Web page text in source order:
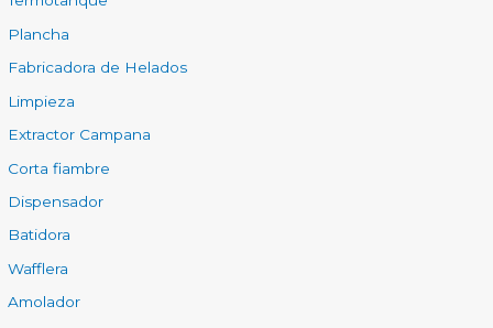
Plancha
Fabricadora de Helados
Limpieza
Extractor Campana
Corta fiambre
Dispensador
Batidora
Wafflera
Amolador